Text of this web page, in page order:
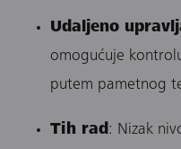
Udaljeno
omogućuje
putem pametnog
Tih rad: Nizak